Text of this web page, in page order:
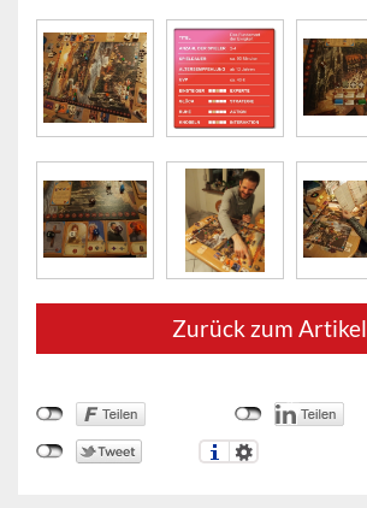
Zurück zum Artikel